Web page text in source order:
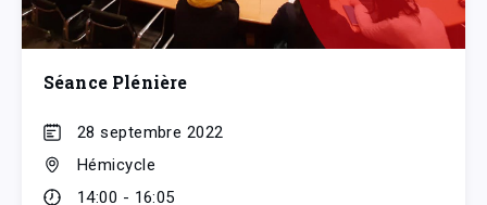
Séance Plénière
28 septembre 2022
Hémicycle
14:00 - 16:05